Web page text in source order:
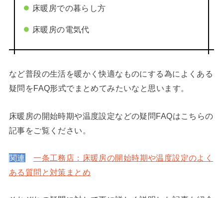
床暖房での暮らし方
床暖房の電気代
など普段の生活を暖かく快適なものにする為によくある
疑問をFAQ形式でまとめてみたいなと思います。
床暖房の開始時期や温度設定などの疑問FAQはこちらの
記事をご覧ください。
関連
一条工務店：床暖房の開始時期や温度設定のよく
ある質問と対策まとめ